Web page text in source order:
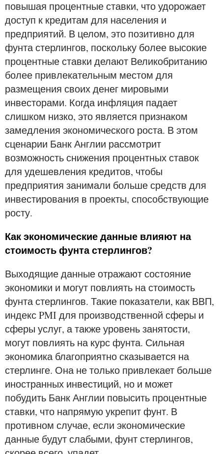
повышая процентные ставки, что удорожает
доступ к кредитам для населения и
предприятий. В целом, это позитивно для
фунта стерлингов, поскольку более высокие
процентные ставки делают Великобританию
более привлекательным местом для
размещения своих денег мировыми
инвесторами. Когда инфляция падает
слишком низко, это является признаком
замедления экономического роста. В этом
сценарии Банк Англии рассмотрит
возможность снижения процентных ставок
для удешевления кредитов, чтобы
предприятия занимали больше средств для
инвестирования в проекты, способствующие
росту.
Как экономические данные влияют на
стоимость фунта стерлингов?
Выходящие данные отражают состояние
экономики и могут повлиять на стоимость
фунта стерлингов. Такие показатели, как ВВП,
индекс PMI для производственной сферы и
сферы услуг, а также уровень занятости,
могут повлиять на курс фунта. Сильная
экономика благоприятно сказывается на
стерлинге. Она не только привлекает больше
иностранных инвестиций, но и может
побудить Банк Англии повысить процентные
ставки, что напрямую укрепит фунт. В
противном случае, если экономические
данные будут слабыми, фунт стерлингов,